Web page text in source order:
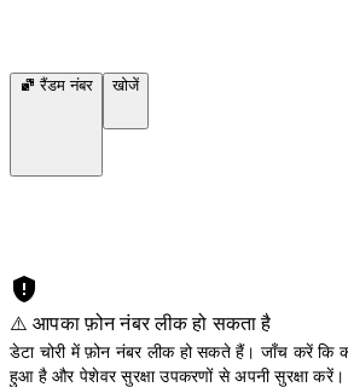
रैंडम नंबर खोजें
⚠️ आपका फ़ोन नंबर लीक हो सकता है
डेटा चोरी में फ़ोन नंबर लीक हो सकते हैं। जाँच करें कि
हुआ है और पेशेवर सुरक्षा उपकरणों से अपनी सुरक्षा करें।